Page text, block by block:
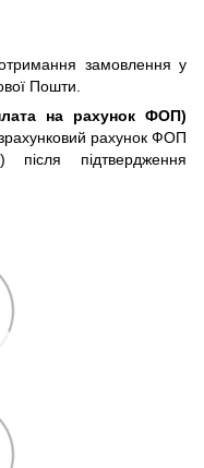
замовлення у
Пошти.
на рахунок ФОП)
рахунок ФОП
після підтвердження